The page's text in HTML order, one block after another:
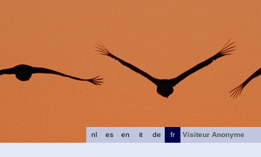
fr
de
it
en
es
nl
Visiteur Anonyme